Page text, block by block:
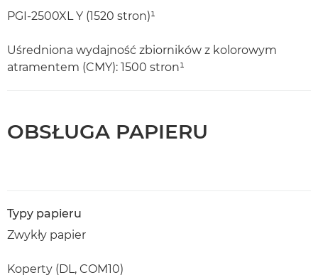
PGI-2500XL Y (1520 stron)¹
Uśredniona wydajność zbiorników z kolorowym
atramentem (CMY): 1500 stron¹
OBSŁUGA PAPIERU
Typy papieru
Zwykły papier
Koperty (DL, COM10)